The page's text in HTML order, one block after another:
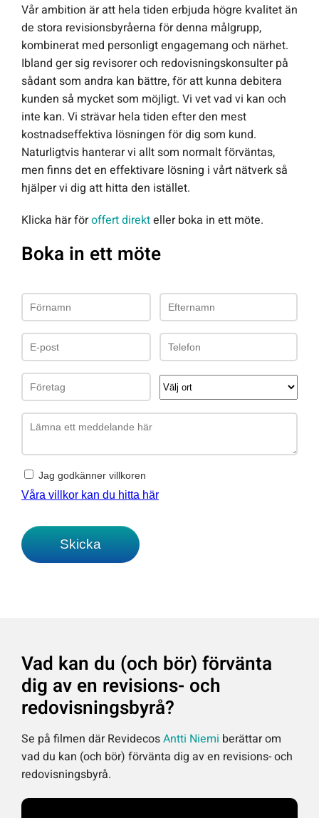
Vår ambition är att hela tiden erbjuda högre kvalitet än
de stora revisionsbyråerna för denna målgrupp,
kombinerat med personligt engagemang och närhet.
Ibland ger sig revisorer och redovisningskonsulter på
sådant som andra kan bättre, för att kunna debitera
kunden så mycket som möjligt. Vi vet vad vi kan och
inte kan. Vi strävar hela tiden efter den mest
kostnadseffektiva lösningen för dig som kund.
Naturligtvis hanterar vi allt som normalt förväntas,
men finns det en effektivare lösning i vårt nätverk så
hjälper vi dig att hitta den istället.
Klicka här föroffert direkteller boka in ett möte.
Boka in ett möte
Vad kan du (och bör) förvänta
dig av en revisions- och
redovisningsbyrå?
Se på filmen där RevidecosAntti Niemi berättar om
vad du kan (och bör) förvänta dig av en revisions- och
redovisningsbyrå.